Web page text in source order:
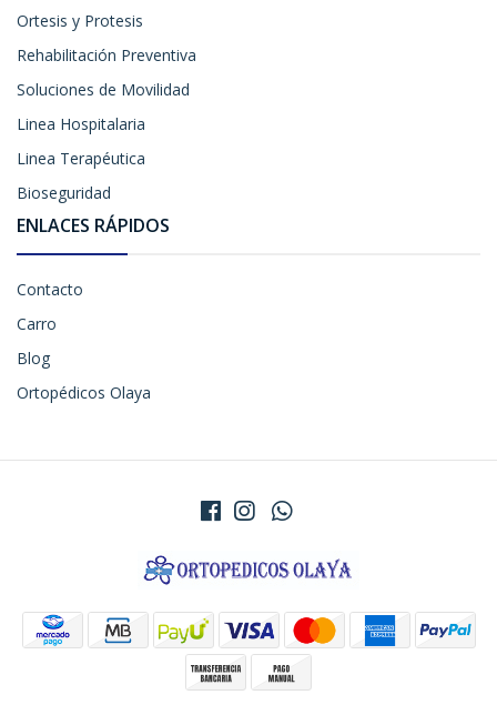
Ortesis y Protesis
Rehabilitación Preventiva
Soluciones de Movilidad
Linea Hospitalaria
Linea Terapéutica
Bioseguridad
ENLACES RÁPIDOS
Contacto
Carro
Blog
Ortopédicos Olaya